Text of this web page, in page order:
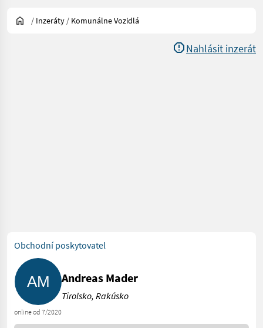
/ Inzeráty / Komunálne Vozidlá
Nahlásit inzerát
Obchodní poskytovatel
online od 7/2020
Andreas Mader
Tirolsko, Rakúsko